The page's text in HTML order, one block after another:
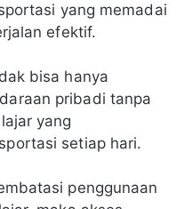
yang memadai
efektif.
bisa hanya
pribadi tanpa
yang
setiap hari.
penggunaan